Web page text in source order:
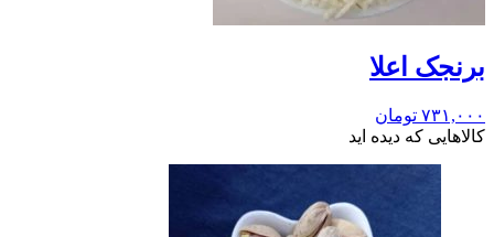
برنجک اعلا
۷۳۱,۰۰۰ تومان
کالاهایی که دیده اید